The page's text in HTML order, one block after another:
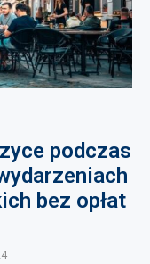
podczas
bez opłat